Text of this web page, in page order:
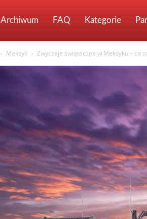
Archiwum FAQ Kategorie
Meksyk Zwyczaje świąteczne w Meksyku – co